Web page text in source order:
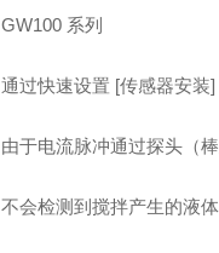
GW100 系列
通过快速设置 [传感器安
由于电流脉冲通过探头（
不会检测到搅拌产生的液